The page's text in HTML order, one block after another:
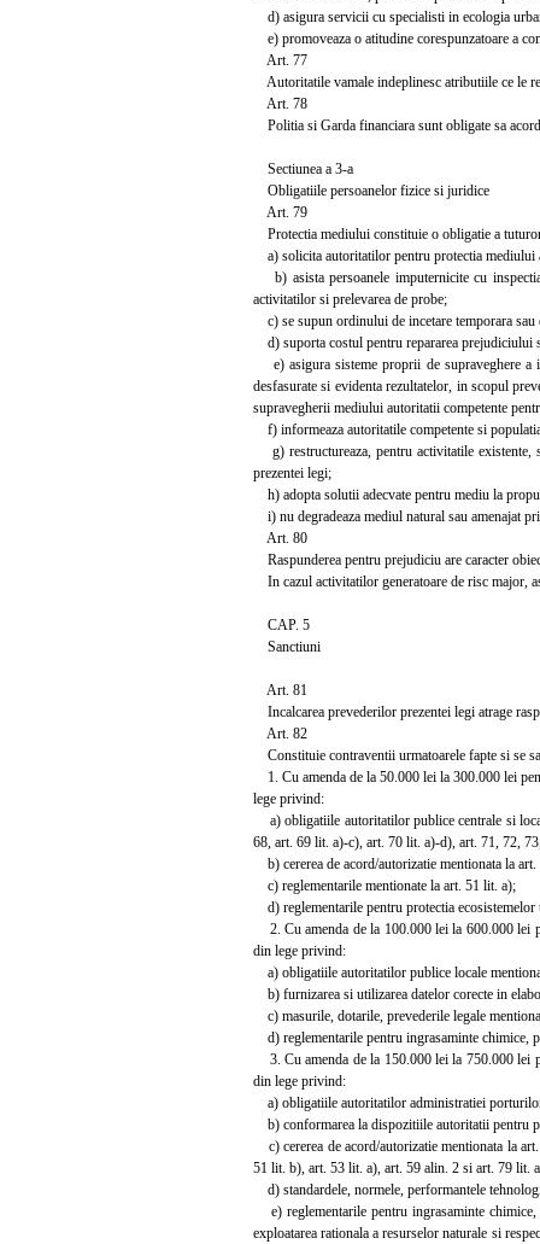
d) asigura servicii cu specialisti in ecologia
e) promoveaza o atitudine corespunzatoare a
Art. 77
Autoritatile vamale indeplinesc atributiile ce le
Art. 78
Politia si Garda financiara sunt obligate sa
Sectiunea a 3-a
Obligatiile persoanelor fizice si juridice
Art. 79
Protectia mediului constituie o obligatie a
a) solicita autoritatilor pentru protectia mediului
b) asista persoanele imputernicite cu
activitatilor si prelevarea de probe;
c) se supun ordinului de incetare temporara
d) suporta costul pentru repararea prejudiciului
e) asigura sisteme proprii de supraveghere a
desfasurate si evidenta rezultatelor, in scopul
supravegherii mediului autoritatii competente
f) informeaza autoritatile competente si
g) restructureaza, pentru activitatile existente,
prezentei legi;
h) adopta solutii adecvate pentru mediu la
i) nu degradeaza mediul natural sau amenajat
Art. 80
Raspunderea pentru prejudiciu are caracter
In cazul activitatilor generatoare de risc major,
CAP. 5
Sanctiuni
Art. 81
Incalcarea prevederilor prezentei legi atrage
Art. 82
Constituie contraventii urmatoarele fapte si se
1. Cu amenda de la 50.000 lei la 300.000 lei
lege privind:
a) obligatiile autoritatilor publice centrale si
68, art. 69 lit. a)-c), art. 70 lit. a)-d), art. 71, 72,
b) cererea de acord/autorizatie mentionata la
c) reglementarile mentionate la art. 51 lit. a);
d) reglementarile pentru protectia
2. Cu amenda de la 100.000 lei la 600.000 lei
din lege privind:
a) obligatiile autoritatilor publice locale
b) furnizarea si utilizarea datelor corecte in
c) masurile, dotarile, prevederile legale
d) reglementarile pentru ingrasaminte chimice,
3. Cu amenda de la 150.000 lei la 750.000 lei
din lege privind:
a) obligatiile autoritatilor administratiei
b) conformarea la dispozitiile autoritatii pentru
c) cererea de acord/autorizatie mentionata la
51 lit. b), art. 53 lit. a), art. 59 alin. 2 si art. 79 lit.
d) standardele, normele, performantele
e) reglementarile pentru ingrasaminte chimice,
exploatarea rationala a resurselor naturale si